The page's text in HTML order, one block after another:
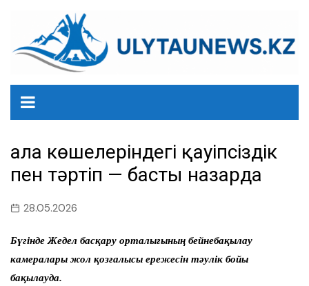
содержанию
Қала көшелеріндегі қауіпсіздік
пен тәртіп — басты назарда
28.05.2026
Бүгінде Жедел басқару орталығының бейнебақылау
камералары жол қозғалысы ережесін тәулік бойы
бақылауда.